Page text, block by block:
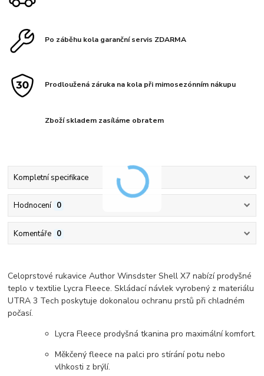
Po záběhu kola garanční servis ZDARMA
Prodloužená záruka na kola při mimosezónním nákupu
Zboží skladem zasíláme obratem
Kompletní specifikace
Hodnocení 0
Komentáře 0
Celoprstové rukavice Author Winsdster Shell X7 nabízí prodyšné
teplo v textilie Lycra Fleece. Skládací návlek vyrobený z materiálu
UTRA 3 Tech poskytuje dokonalou ochranu prstů při chladném
počasí.
Lycra Fleece prodyšná tkanina pro maximální komfort.
Měkčený fleece na palci pro stírání potu nebo
vlhkosti z brýlí.